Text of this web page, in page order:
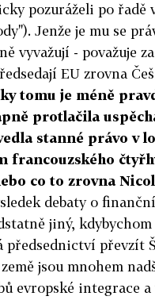
pozuráželi po řadě
Jenže je mu se
vyvažují - považuje
EU zrovna
tomu je méně
protlačila
stanné právo v
francouzského
co to zrovna
debaty o
jiný,
předsednictví převzít
jsou mnohem
evropské integrace a